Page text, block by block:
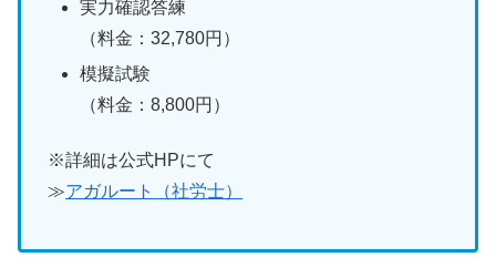
実力確認答練
（料金：32,780円）
模擬試験
（料金：8,800円）
※詳細は公式HPにて
≫アガルート（社労士）